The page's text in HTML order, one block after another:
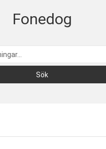
Fonedog
Sök